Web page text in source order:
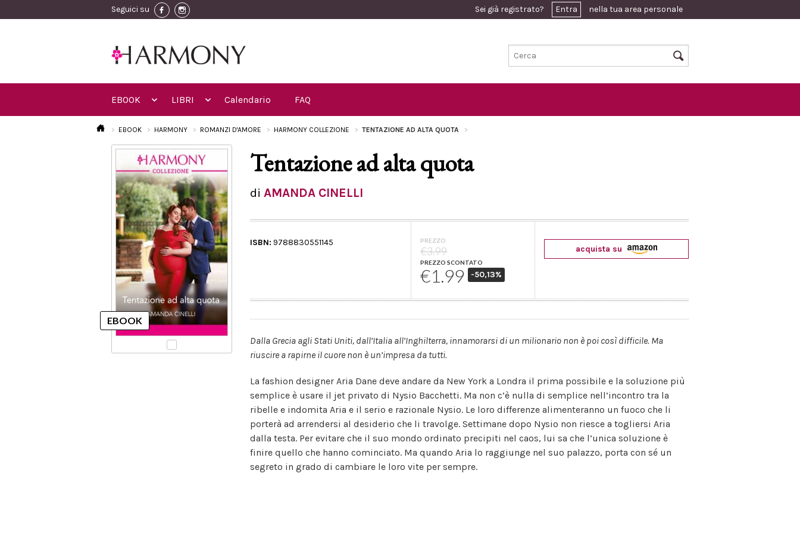
Seguici su Sei già registrato? Entra nella tua area personale
EBOOK LIBRI Calendario FAQ
EBOOK HARMONY ROMANZI D'AMORE HARMONY COLLEZIONE TENTAZIONE AD ALTA QUOTA
Tentazione ad alta quota
diAMANDA CINELLI
ISBN: 9788830551145 PREZZO
€3.99
PREZZO SCONTATO
€1.99 -50,13%
acquista su
Dalla Grecia agli Stati Uniti, dall’Italia all’Inghilterra, innamorarsi di un milionario non è poi così difficile. Ma
riuscire a rapirne il cuore non è un’impresa da tutti.
La fashion designer Aria Dane deve andare da New York a Londra il prima possibile e la soluzione più
semplice è usare il jet privato di Nysio Bacchetti. Ma non c’è nulla di semplice nell’incontro tra la
ribelle e indomita Aria e il serio e razionale Nysio. Le loro differenze alimenteranno un fuoco che li
porterà ad arrendersi al desiderio che li travolge. Settimane dopo Nysio non riesce a togliersi Aria
dalla testa. Per evitare che il suo mondo ordinato precipiti nel caos, lui sa che l’unica soluzione è
finire quello che hanno cominciato. Ma quando Aria lo raggiunge nel suo palazzo, porta con sé un
segreto in grado di cambiare le loro vite per sempre.